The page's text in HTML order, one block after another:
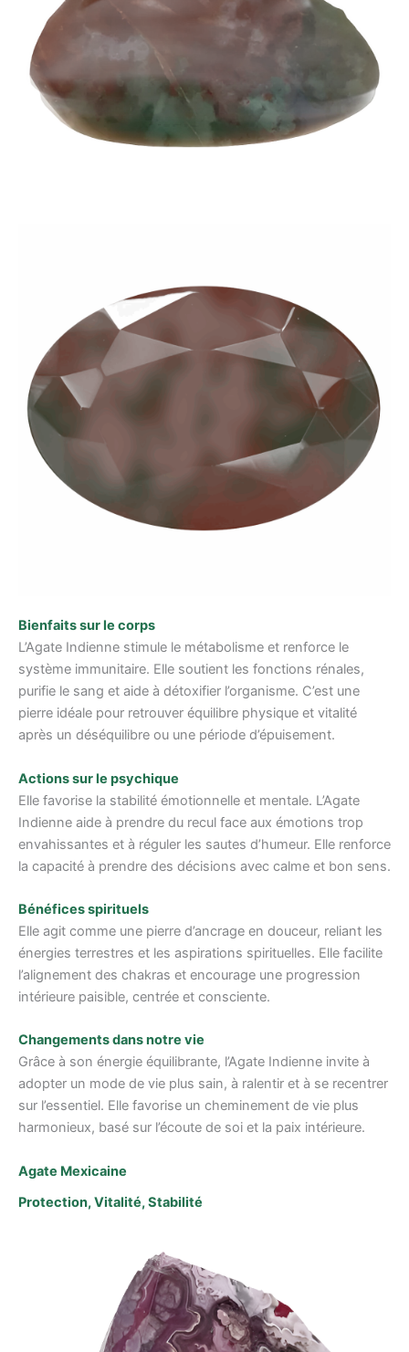
Bienfaits sur le corps
L’Agate Indienne stimule le métabolisme et renforce le
système immunitaire. Elle soutient les fonctions rénales,
purifie le sang et aide à détoxifier l’organisme. C’est une
pierre idéale pour retrouver équilibre physique et vitalité
après un déséquilibre ou une période d’épuisement.
Actions sur le psychique
Elle favorise la stabilité émotionnelle et mentale. L’Agate
Indienne aide à prendre du recul face aux émotions trop
envahissantes et à réguler les sautes d’humeur. Elle renforce
la capacité à prendre des décisions avec calme et bon sens.
Bénéfices spirituels
Elle agit comme une pierre d’ancrage en douceur, reliant les
énergies terrestres et les aspirations spirituelles. Elle facilite
l’alignement des chakras et encourage une progression
intérieure paisible, centrée et consciente.
Changements dans notre vie
Grâce à son énergie équilibrante, l’Agate Indienne invite à
adopter un mode de vie plus sain, à ralentir et à se recentrer
sur l’essentiel. Elle favorise un cheminement de vie plus
harmonieux, basé sur l’écoute de soi et la paix intérieure.
Agate Mexicaine
Protection, Vitalité, Stabilité